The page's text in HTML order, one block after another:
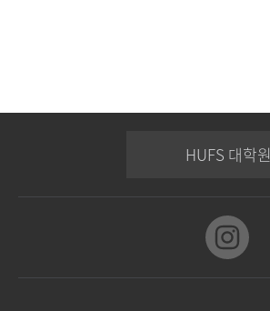
HUFS 대학원